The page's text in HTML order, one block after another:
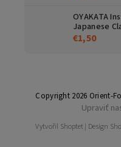
OYAKATA
Japanese
€1,50
Copyright 2026 Orient-
Upraviť
Vytvořil Shoptet | Design